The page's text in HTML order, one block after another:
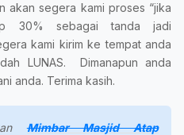
akan segera kami proses “jika
30% sebagai tanda jadi
kami kirim ke tempat anda
LUNAS. Dimanapun anda
anda. Terima kasih.
Mimbar Masjid Atap